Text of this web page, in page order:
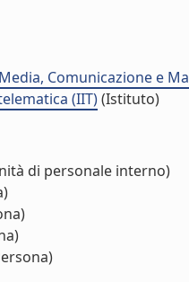
Comunicazione e
(IIT)(Istituto)
di personale interno)